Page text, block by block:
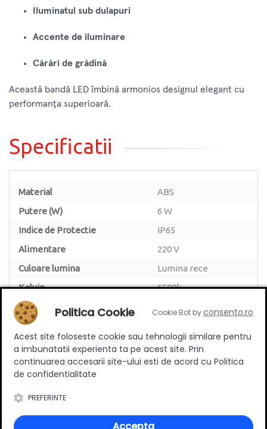
Iluminatul sub dulapuri
Accente de iluminare
Cărări de grădină
Această bandă LED îmbină armonios designul elegant cu
performanța superioară.
Specificatii
Material
ABS
Putere (W)
6 W
Indice de Protectie
IP65
Alimentare
220 V
Culoare lumina
Lumina rece
Kelvin
6500k
Lumeni
Tip alimentare
Review-uri
Politica Cookie Cookie Bot byconsento.ro
Acest site foloseste cookie sau tehnologii similare pentru
a imbunatatii experienta ta pe acest site. Prin
continuarea accesarii site-ului esti de acord cu Politica
de confidentialitate
PREFERINTE
Accepta